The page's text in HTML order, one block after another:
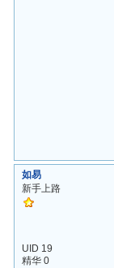
如易
新手上路
UID 19
精华 0